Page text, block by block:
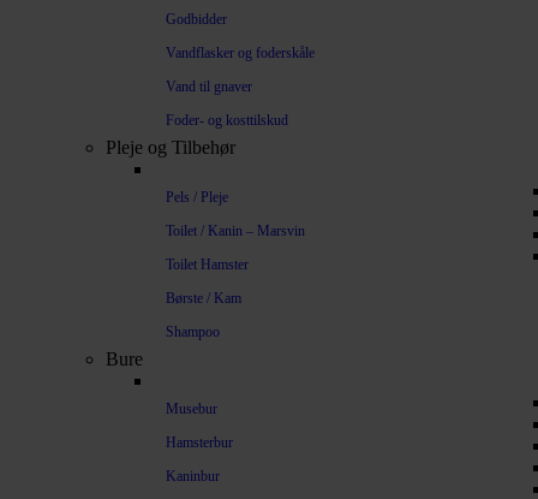
Godbidder
Vandflasker og foderskåle
Vand til gnaver
Foder- og kosttilskud
Pleje og Tilbehør
Pels / Pleje
Toilet / Kanin – Marsvin
Toilet Hamster
Børste / Kam
Shampoo
Bure
Musebur
Hamsterbur
Kaninbur